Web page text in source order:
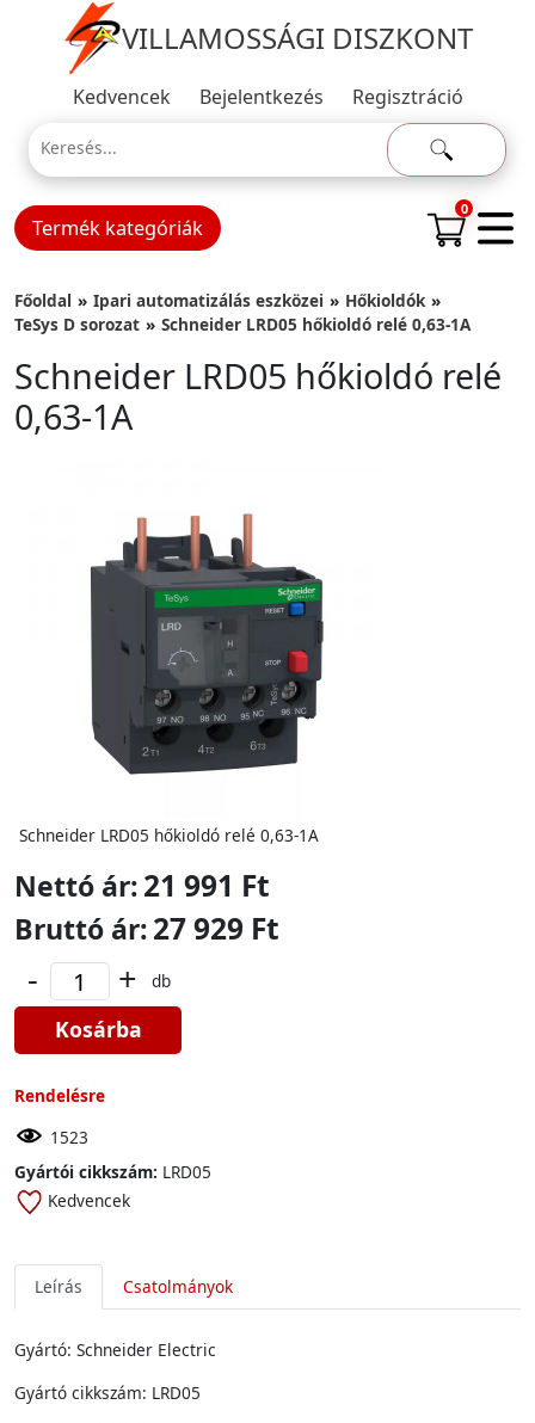
VILLAMOSSÁGI DISZKONT
Kedvencek Bejelentkezés Regisztráció
Termék kategóriák
0
Főoldal Ipari automatizálás eszközei
Hőkioldók
TeSys D sorozat
Schneider LRD05 hőkioldó relé 0,63-1A
Schneider LRD05 hőkioldó relé
0,63-1A
Schneider LRD05 hőkioldó relé 0,63-1A
Nettó ár:21 991 Ft
Bruttó ár:27 929 Ft
- + db
Kosárba
Rendelésre
1523
Gyártói cikkszám: LRD05
Kedvencek
Leírás Csatolmányok
Gyártó: Schneider Electric
Gyártó cikkszám: LRD05